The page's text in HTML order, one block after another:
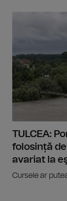
TULCEA:
folosință
avariat la
Cursele ar